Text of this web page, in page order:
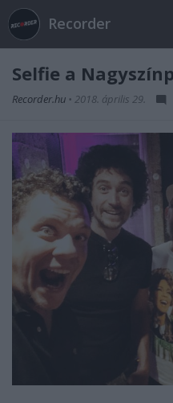
Recorder
Selfie a
Recorder.hu • 2018. április 29.